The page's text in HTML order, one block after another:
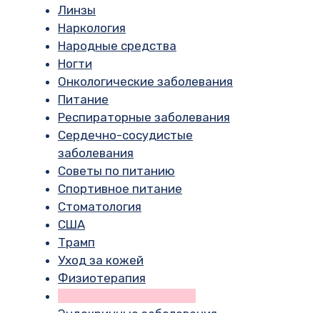
Линзы
Наркология
Народные средства
Ногти
Онкологические заболевания
Питание
Респираторные заболевания
Сердечно-сосудистые
заболевания
Советы по питанию
Спортивное питание
Стоматология
США
Трамп
Уход за кожей
Физиотерапия